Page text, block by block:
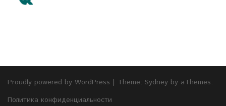
Proudly powered by WordPress | Theme: Sydney by aThemes.
Политика конфиденциальности